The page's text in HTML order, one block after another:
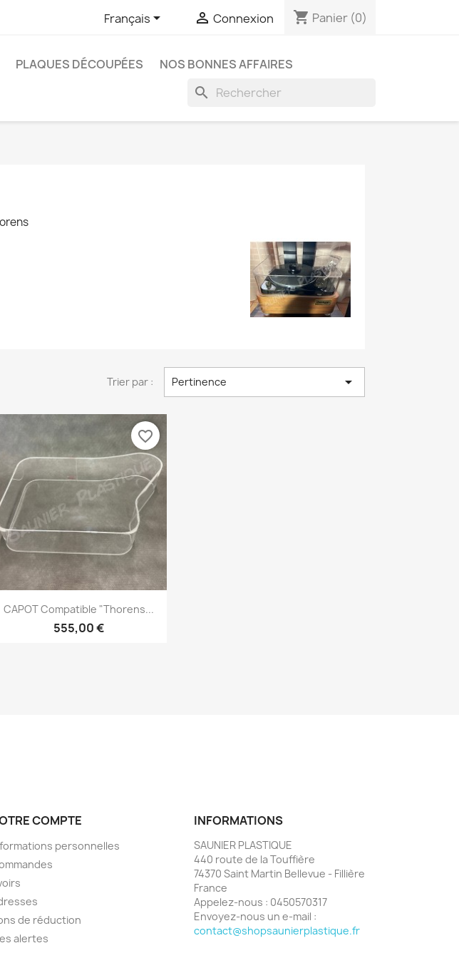
Français  Connexion shopping_cart Panier (0)
PLAQUES DÉCOUPÉES NOS BONNES AFFAIRES
search
Trier par : Pertinence 
Aperçu rapide
CAPOT Compatible "Thorens...
555,00 €
favorite_border
COMPTE
personnelles
de réduction
alertes
INFORMATIONS
SAUNIER PLASTIQUE
440 route de la Touffière
74370 Saint Martin Bellevue - Fillière
France
Appelez-nous : 0450570317
Envoyez-nous un e-mail :
contact@shopsaunierplastique.fr